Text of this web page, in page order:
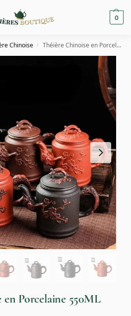
0
Chinoise / Théière Chinoise en Porcelaine 550ML
Porcelaine 550ML